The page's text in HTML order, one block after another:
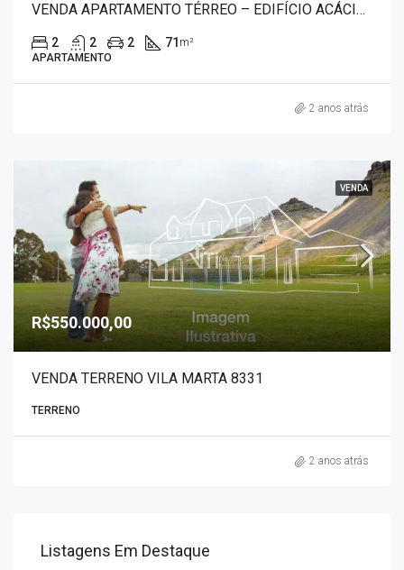
VENDA APARTAMENTO TÉRREO – EDIFÍCIO ACÁCIA 2782
2 2 2 71 m²
APARTAMENTO
2 anos atrás
VENDA
R$550.000,00
VENDA TERRENO VILA MARTA 8331
TERRENO
2 anos atrás
Listagens Em Destaque